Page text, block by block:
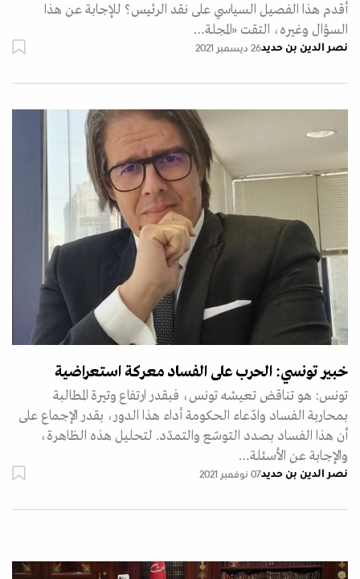
أقدم هذا الفصيل السياسي على نقد الرئيس؟ للإجابة عن هذا
السؤال وغيره، التقت «المجلة…
نصر الدين بن حديد26 ديسمبر 2021
خبير تونسي: الحرب على الفساد معركة استعراضية
تونس: هو تناقض تعيشه تونس، فبقدر ارتفاع وتيرة المطالبة
بمحاربة الفساد وادّعاء الحكومة أداء هذا الدور، بقدر الإجماع على
أن هذا الفساد بصدد التوسّع والتمدّد. لتحليل هذه الظاهرة،
والإجابة عن الأسئلة…
نصر الدين بن حديد07 نوفمبر 2021